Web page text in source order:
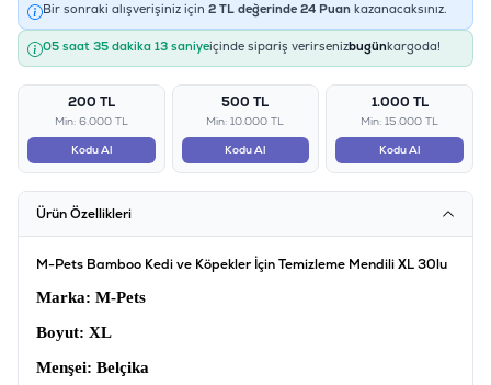
Bir sonraki alışverişiniz için 2 TL değerinde 24 Puan kazanacaksınız.
05 saat 35 dakika 13 saniyeiçinde sipariş verirsenizbugünkargoda!
200 TL
Min: 6.000 TL
Kodu Al
500 TL
Min: 10.000 TL
Kodu Al
1.000 TL
Min: 15.000 TL
Kodu Al
Ürün Özellikleri
M-Pets Bamboo Kedi ve Köpekler İçin Temizleme Mendili XL 30lu
Marka: M-Pets
Boyut: XL
Menşei: Belçika